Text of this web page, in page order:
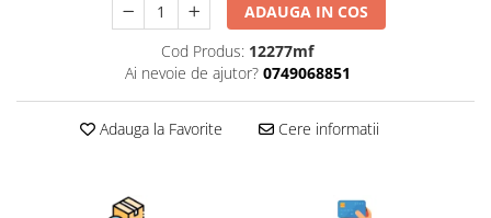
ADAUGA IN COS
Cod Produs: 12277mf
Ai nevoie de ajutor? 0749068851
Adauga la Favorite Cere informatii